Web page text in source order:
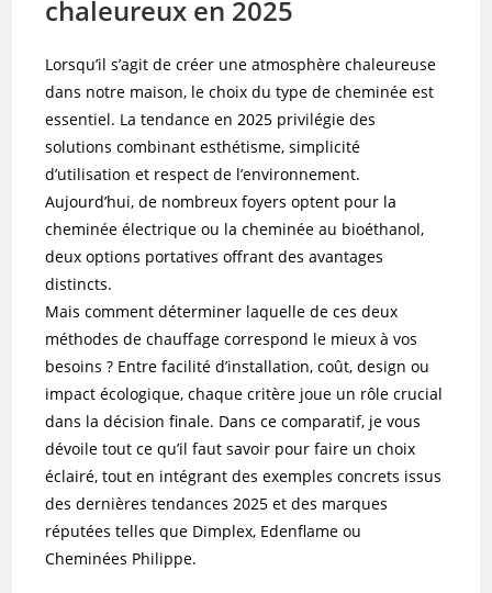
chaleureux en 2025
Lorsqu’il s’agit de créer une atmosphère chaleureuse
dans notre maison, le choix du type de cheminée est
essentiel. La tendance en 2025 privilégie des
solutions combinant esthétisme, simplicité
d’utilisation et respect de l’environnement.
Aujourd’hui, de nombreux foyers optent pour la
cheminée électrique ou la cheminée au bioéthanol,
deux options portatives offrant des avantages
distincts.
Mais comment déterminer laquelle de ces deux
méthodes de chauffage correspond le mieux à vos
besoins ? Entre facilité d’installation, coût, design ou
impact écologique, chaque critère joue un rôle crucial
dans la décision finale. Dans ce comparatif, je vous
dévoile tout ce qu’il faut savoir pour faire un choix
éclairé, tout en intégrant des exemples concrets issus
des dernières tendances 2025 et des marques
réputées telles que Dimplex, Edenflame ou
Cheminées Philippe.